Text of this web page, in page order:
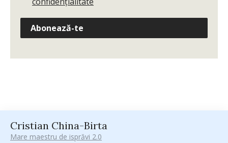
Abonează-te
Cristian China-Birta
Mare maestru de isprăvi 2.0